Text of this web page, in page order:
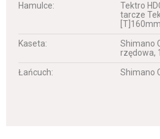
Hamulce:
Tektro
tarcze
[T]160mm
Kaseta:
Shimano
rzędowa,
Łańcuch:
Shimano